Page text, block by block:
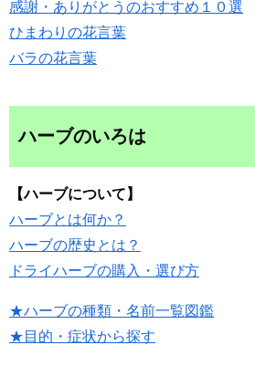
感謝・ありがとうのおすすめ１０選
ひまわりの花言葉
バラの花言葉
ハーブのいろは
【ハーブについて】
ハーブとは何か？
ハーブの歴史とは？
ドライハーブの購入・選び方
★ハーブの種類・名前一覧図鑑
★目的・症状から探す